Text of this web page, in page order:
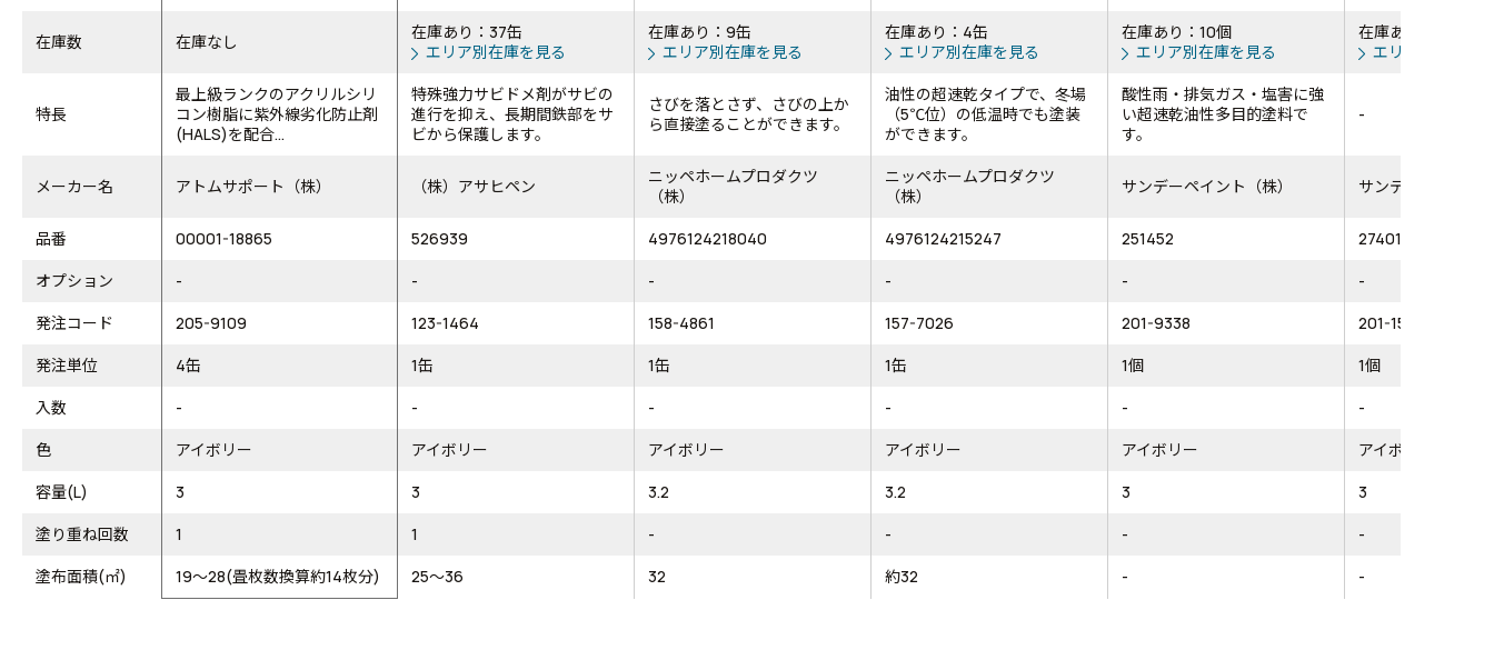
在庫数 在庫なし
在庫あり：37缶
エリア別在庫を見る
在庫あり：9缶
エリア別在庫を見る
在庫あり：4缶
エリア別在庫を見る
在庫あり：10個
エリア別在庫を見る
在庫あり：4個
エリア別在庫を
特長
最上級ランクのアクリルシリ
コン樹脂に紫外線劣化防止剤
(HALS)を配合...
特殊強力サビドメ剤がサビの
進行を抑え、長期間鉄部をサ
ビから保護します。
さびを落とさず、さびの上か
ら直接塗ることができます。
油性の超速乾タイプで、冬場
（5℃位）の低温時でも塗装
ができます。
酸性雨・排気ガス・塩害に強
い超速乾油性多目的塗料で
す。
-
メーカー名 アトムサポート（株） （株）アサヒペン
ニッペホームプロダクツ
（株）
ニッペホームプロダクツ
（株）
サンデーペイント（株） サンデーペイント
品番 00001-18865 526939 4976124218040 4976124215247 251452
274017
オプション
- - - - -
-
発注コード
205-9109 123-1464 158-4861 157-7026 201-9338
201-1578
発注単位
4缶 1缶 1缶 1缶 1個
1個
入数
- - - - -
-
色
アイボリー アイボリー アイボリー アイボリー アイボリー
アイボリー
容量(L)
3 3 3.2 3.2 3
3
塗り重ね回数
1 1 - - -
-
塗布面積(㎡)
19～28(畳枚数換算約14枚分) 25～36 32 約32 - -